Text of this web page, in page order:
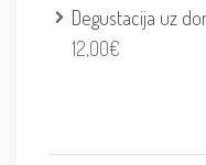
Degustacija uz
12,00€